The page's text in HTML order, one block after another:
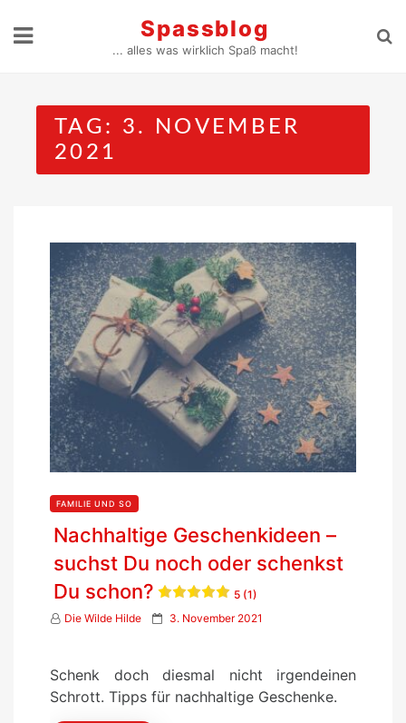
Spassblog
... alles was wirklich Spaß macht!
TAG: 3. NOVEMBER
2021
FAMILIE UND SO
Nachhaltige Geschenkideen –
suchst Du noch oder schenkst
Du schon?
5 (1)
Die Wilde Hilde
P
t
e
3. November 2021
Schenk doch diesmal nicht irgendeinen
Schrott. Tipps für nachhaltige Geschenke.